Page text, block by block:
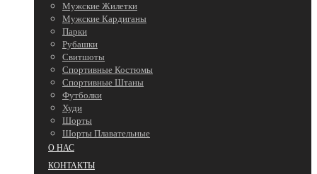
Мужские Жилетки
Мужские Кардиганы
Парки
Рубашки
Свитшоты
Спортивные Костюмы
Спортивные Штаны
Футболки
Худи
Шорты
Шорты Плавательные
О НАС
КОНТАКТЫ